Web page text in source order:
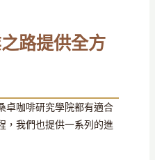
路提供全方
卓咖啡研究學院都有適合
，我們也提供一系列的進